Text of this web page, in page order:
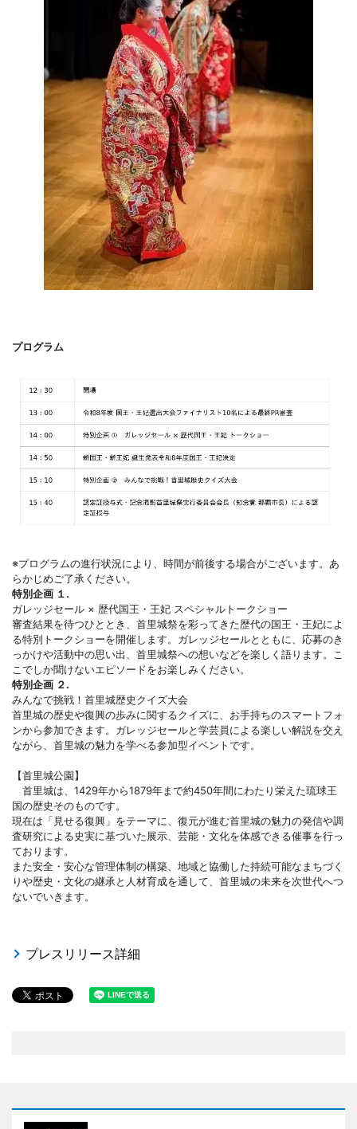
プログラム
※プログラムの進行状況により、時間が前後する場合がございます。あ
らかじめご了承ください。
特別企画 １.
ガレッジセール × 歴代国王・王妃 スペシャルトークショー
審査結果を待つひととき、首里城祭を彩ってきた歴代の国王・王妃によ
る特別トークショーを開催します。ガレッジセールとともに、応募のき
っかけや活動中の思い出、首里城祭への想いなどを楽しく語ります。こ
こでしか聞けないエピソードをお楽しみください。
特別企画 ２.
みんなで挑戦！首里城歴史クイズ大会
首里城の歴史や復興の歩みに関するクイズに、お手持ちのスマートフォ
ンから参加できます。ガレッジセールと学芸員による楽しい解説を交え
ながら、首里城の魅力を学べる参加型イベントです。
【首里城公園】
首里城は、1429年から1879年まで約450年間にわたり栄えた琉球王
国の歴史そのものです。
現在は「見せる復興」をテーマに、復元が進む首里城の魅力の発信や調
査研究による史実に基づいた展示、芸能・文化を体感できる催事を行っ
ております。
また安全・安心な管理体制の構築、地域と協働した持続可能なまちづく
りや歴史・文化の継承と人材育成を通して、首里城の未来を次世代へつ
ないでいきます。
プレスリリース詳細